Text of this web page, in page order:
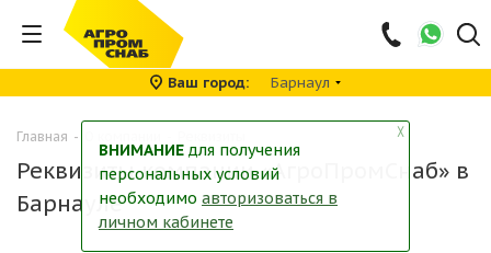
Ваш город Барнаул
Главная -
Реквизиты компании «АгроПромСнаб» в
Барнауле
╳
ВНИМАНИЕ для получения
персональных условий
необходимо авторизоваться в
личном кабинете